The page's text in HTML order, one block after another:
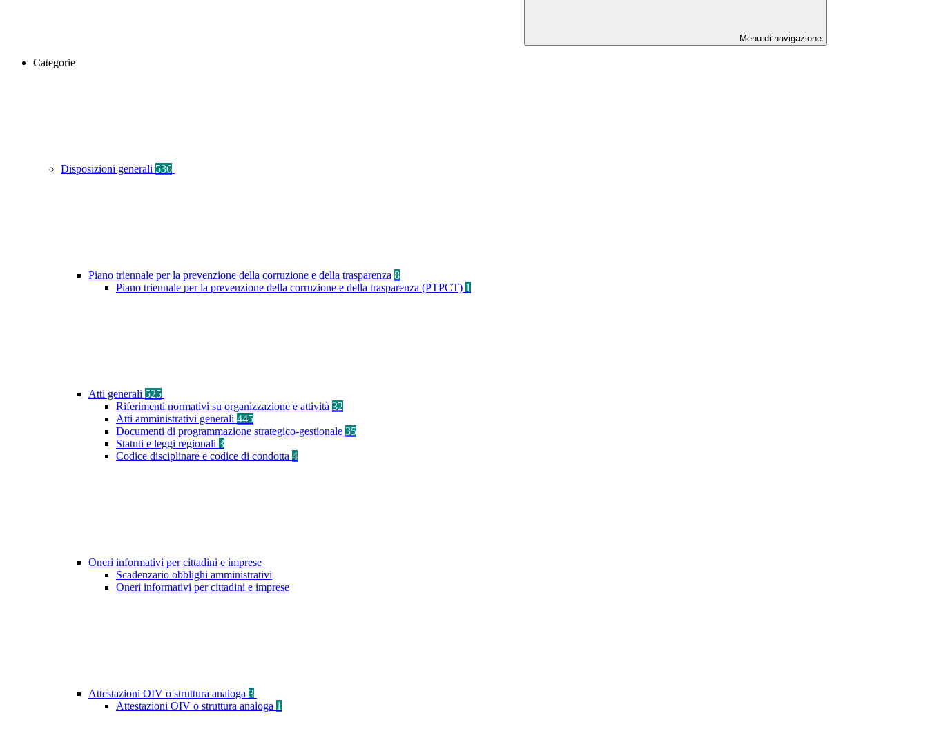
Menu di navigazione
Categorie
Disposizioni generali 536
Piano triennale per la prevenzione della corruzione e della trasparenza 8
Piano triennale per la prevenzione della corruzione e della trasparenza (PTPCT) 1
Atti generali 525
Riferimenti normativi su organizzazione e attività 32
Atti amministrativi generali 445
Documenti di programmazione strategico-gestionale 35
Statuti e leggi regionali 3
Codice disciplinare e codice di condotta 4
Oneri informativi per cittadini e imprese
Scadenzario obblighi amministrativi
Oneri informativi per cittadini e imprese
Attestazioni OIV o struttura analoga 3
Attestazioni OIV o struttura analoga 1